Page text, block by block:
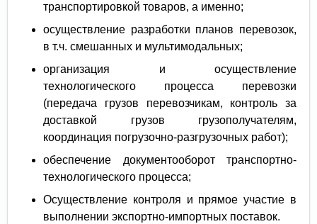
транспортировкой товаров, а именно;
осуществление разработки планов перевозок,
в т.ч. смешанных и мультимодальных;
организация и осуществление
технологического процесса перевозки
(передача грузов перевозчикам, контроль за
доставкой грузов грузополучателям,
координация погрузочно-разгрузочных работ);
обеспечение документооборот транспортно-
технологического процесса;
Осуществление контроля и прямое участие в
выполнении экспортно-импортных поставок.